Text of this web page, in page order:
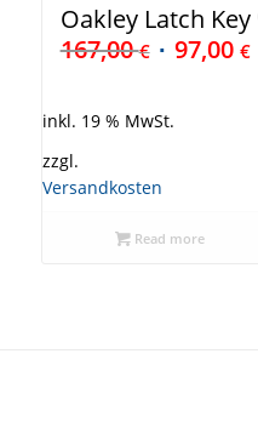
Oakley Latch
167,00€ 97,00 €
inkl. 19 % MwSt.
zzgl.
Versandkosten
Read more